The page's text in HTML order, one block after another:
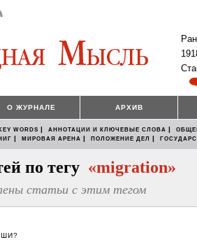
О ЖУРНАЛЕ АРХИВ
WORDS | АННОТАЦИИ И КЛЮЧЕВЫЕ СЛОВА |
| МИРОВАЯ АРЕНА | ПОЛОЖЕНИЕ ДЕЛ |
по тегу «migration»
статьи с этим тегом